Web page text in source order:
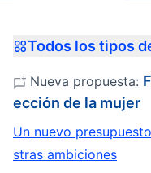
Todos los tipos
Nueva propuesta:
ección de la mujer
Un nuevo
stras ambiciones